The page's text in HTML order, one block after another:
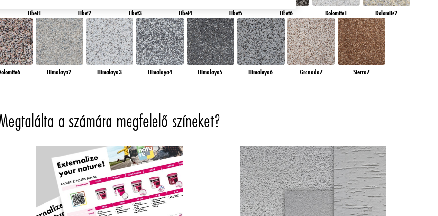
Tibet1 Tibet2 Tibet3 Tibet4 Tibet5 Tibet6 Dolomite1 Dolomite2
Himalaya2 Himalaya3 Himalaya4 Himalaya5 Himalaya6 Granada7 Sierra7
a számára megfelelő színeket?
további információkat talál a láblécben található adatvédelmi nyilatkozatunkban („Sütik, pixelek, ujjlenyomatok és hasonló
Ön a jövőre nézve bármikor visszavonhatja a hozzájárulását, ha a láblécben található „Sütik beállítása” menüpont alatt elutasítja
A weboldalon használt sütikkel kapcsolatos további információkért, különösen azok tárolási időtartamáról, kérjük, tekintse
részletes információkat, amelyek az alábbi „Sütik beállítása” gombra kattintva érhetők el.
kattint, további információkat talál az adatainak kezeléséről, a sütik használatáról, és a fenti célok szerint engedélyezheti azok
gombra kattintva Ön hozzájárul a sütik használatához, valamint személyes adatainak a fent említett célokra történő